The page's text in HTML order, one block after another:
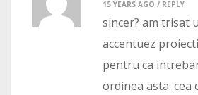
15 YEARS AGO / REPLY
sincer? am trisat
accentuez
pentru ca
ordinea asta. cea